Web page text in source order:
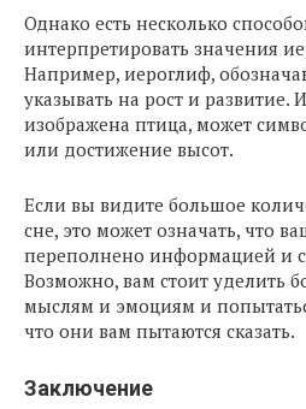
Однако есть несколько
интерпретировать значения
Например, иероглиф,
указывать на рост и развитие.
изображена птица, может
или достижение высот.
Если вы видите большое
сне, это может означать, что
переполнено информацией и
Возможно, вам стоит уделить
мыслям и эмоциям и
что они вам пытаются сказать.
Заключение